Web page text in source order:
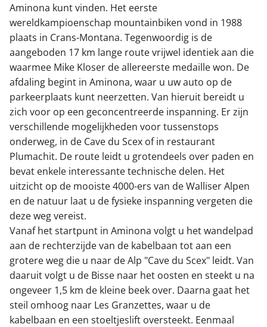
Aminona kunt vinden. Het eerste
wereldkampioenschap mountainbiken vond in 1988
plaats in Crans-Montana. Tegenwoordig is de
aangeboden 17 km lange route vrijwel identiek aan die
waarmee Mike Kloser de allereerste medaille won. De
afdaling begint in Aminona, waar u uw auto op de
parkeerplaats kunt neerzetten. Van hieruit bereidt u
zich voor op een geconcentreerde inspanning. Er zijn
verschillende mogelijkheden voor tussenstops
onderweg, in de Cave du Scex of in restaurant
Plumachit. De route leidt u grotendeels over paden en
bevat enkele interessante technische delen. Het
uitzicht op de mooiste 4000-ers van de Walliser Alpen
en de natuur laat u de fysieke inspanning vergeten die
deze weg vereist.
Vanaf het startpunt in Aminona volgt u het wandelpad
aan de rechterzijde van de kabelbaan tot aan een
grotere weg die u naar de Alp "Cave du Scex" leidt. Van
daaruit volgt u de Bisse naar het oosten en steekt u na
ongeveer 1,5 km de kleine beek over. Daarna gaat het
steil omhoog naar Les Granzettes, waar u de
kabelbaan en een stoeltjeslift oversteekt. Eenmaal